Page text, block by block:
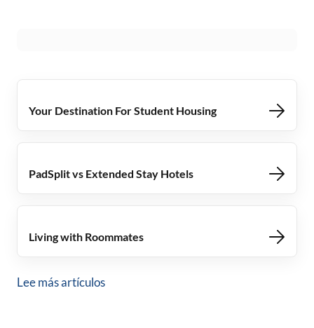
Your Destination For Student Housing
PadSplit vs Extended Stay Hotels
Living with Roommates
Lee más artículos